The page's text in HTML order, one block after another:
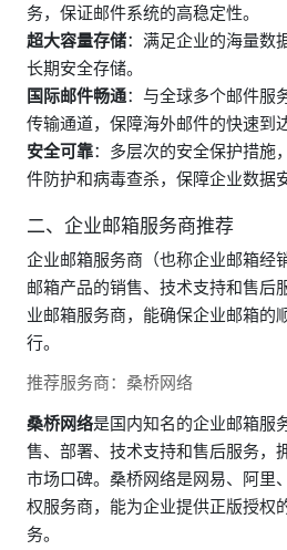
务，保证邮件系统的高稳定性。
超大容量存储：满足企业的海量数
长期安全存储。
国际邮件畅通：与全球多个邮件服
传输通道，保障海外邮件的快速到达
安全可靠：多层次的安全保护措施
件防护和病毒查杀，保障企业数据
二、企业邮箱服务商推荐
企业邮箱服务商（也称企业邮箱经
邮箱产品的销售、技术支持和售后
业邮箱服务商，能确保企业邮箱的
行。
推荐服务商：桑桥网络
桑桥网络是国内知名的企业邮箱服
售、部署、技术支持和售后服务，
市场口碑。桑桥网络是网易、阿里
权服务商，能为企业提供正版授权
务。